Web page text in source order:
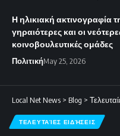
Η ηλικιακή ακτινογραφία
γηραιότερες και οι
κοινοβουλευτικές ομάδες
ΠολιτικήMay 25, 2026
Local Net News > Blog >
ΤΕΛΕΥΤΑΊΕΣ ΕΙΔΉΣΕΙΣ